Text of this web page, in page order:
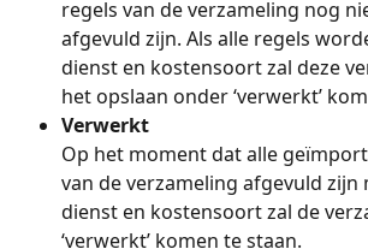
regels van de verzameling nog
afgevuld zijn. Als alle regels
dienst en kostensoort zal deze
het opslaan onder ‘verwerkt’
Verwerkt
Op het moment dat alle
van de verzameling afgevuld zijn
dienst en kostensoort zal de
‘verwerkt’ komen te staan.